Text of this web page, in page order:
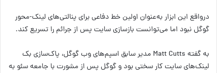
درواقع این ابزار به‌عنوان اولین خط دفاعی برای پنالتی‌های لینک-محور
گوگل نبود اما می‌توانست بازسازی سایت پس از جرائم را تسریع کند.
به گفته Matt Cutts مدیر سابق اسپم‌های وب گوگل، پاک‌سازی بک
لینک‌های سایت کار سختی بود و گوگل پس از مشورت با جامعه سئو به